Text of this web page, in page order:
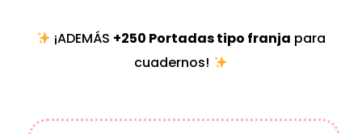
¡ADEMÁS +250 Portadas tipo franja para
cuadernos!